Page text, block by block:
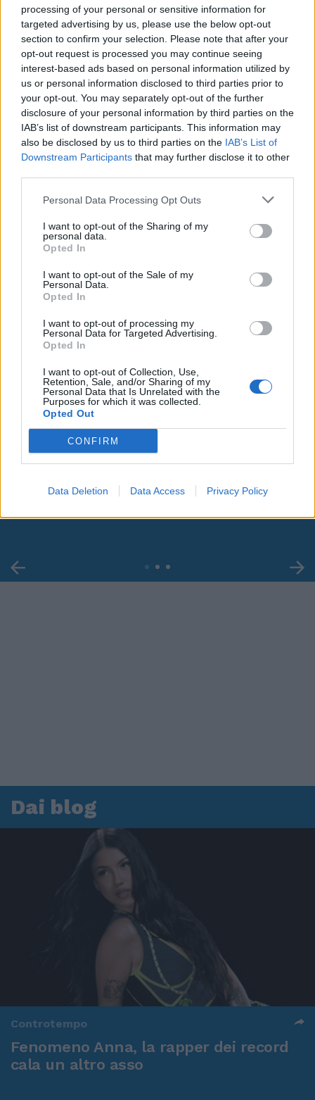
processing of your personal or sensitive information for
targeted advertising by us, please use the below opt-out
section to confirm your selection. Please note that after your
opt-out request is processed you may continue seeing
interest-based ads based on personal information utilized by
us or personal information disclosed to third parties prior to
your opt-out. You may separately opt-out of the further
disclosure of your personal information by third parties on the
IAB’s list of downstream participants. This information may
also be disclosed by us to third parties on the IAB’s List of
Downstream Participants that may further disclose it to other
Personal Data Processing Opt Outs
I want to opt-out of the Sharing of my
personal data.
Opted In
I want to opt-out of the Sale of my
Personal Data.
Opted In
I want to opt-out of processing my
Personal Data for Targeted Advertising.
Opted In
I want to opt-out of Collection, Use,
Retention, Sale, and/or Sharing of my
Personal Data that Is Unrelated with the
Purposes for which it was collected.
Opted Out
CONFIRM
Data Deletion Data Access Privacy Policy
00:00
Leonardo Maria Del Vecchio dall'ex compagna
Dai blog
Controtempo
Fenomeno Anna, la rapper dei record
cala un altro asso